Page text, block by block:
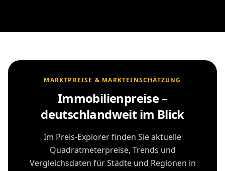
MARKTPREISE & MARKTEINSCHÄTZUNG
Immobilienpreise –
deutschlandweit im Blick
Im Preis-Explorer finden Sie aktuelle
Quadratmeterpreise, Trends und
Vergleichsdaten für Städte und Regionen in